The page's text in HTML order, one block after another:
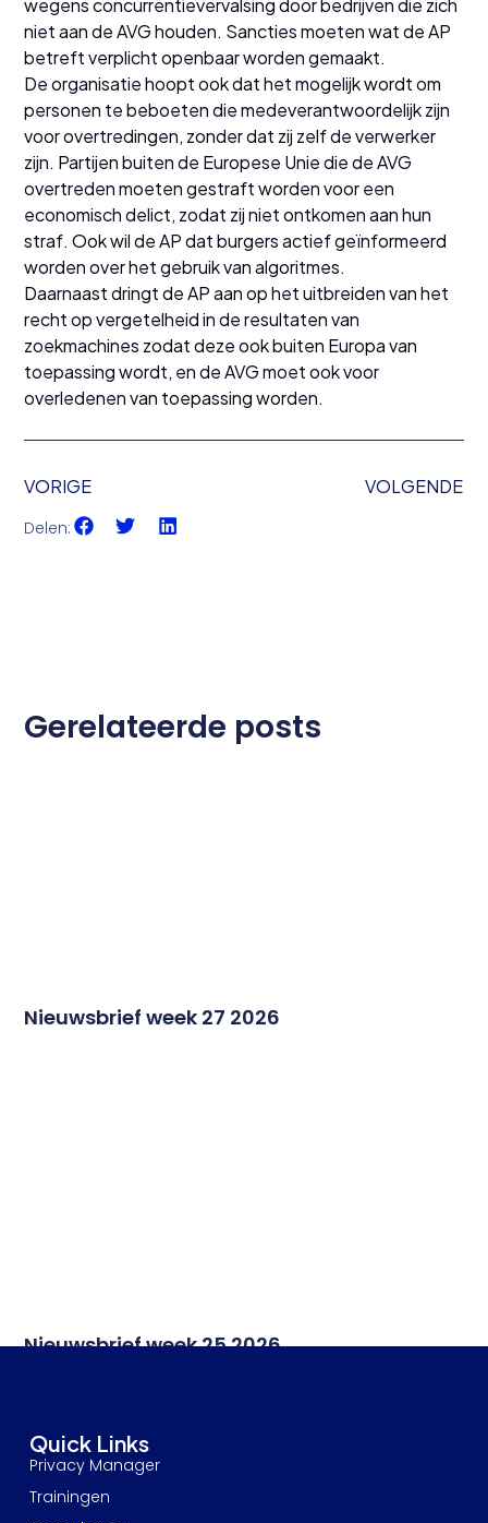
wegens concurrentievervalsing door bedrijven die zich
niet aan de AVG houden. Sancties moeten wat de AP
betreft verplicht openbaar worden gemaakt.
De organisatie hoopt ook dat het mogelijk wordt om
personen te beboeten die medeverantwoordelijk zijn
voor overtredingen, zonder dat zij zelf de verwerker
zijn. Partijen buiten de Europese Unie die de AVG
overtreden moeten gestraft worden voor een
economisch delict, zodat zij niet ontkomen aan hun
straf. Ook wil de AP dat burgers actief geïnformeerd
worden over het gebruik van algoritmes.
Daarnaast dringt de AP aan op het uitbreiden van het
recht op vergetelheid in de resultaten van
zoekmachines zodat deze ook buiten Europa van
toepassing wordt, en de AVG moet ook voor
overledenen van toepassing worden.
VORIGE VOLGENDE
Delen:
Gerelateerde posts
Nieuwsbrief week 27 2026
Nieuwsbrief week 25 2026
Quick Links
Privacy Manager
Trainingen